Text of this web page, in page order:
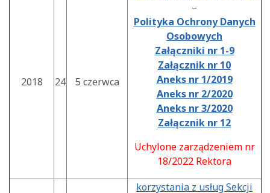
2018 24 5 czerwca
–
Polityka Ochrony Danych
Osobowych
Załączniki nr 1-9
Załącznik nr 10
Aneks nr 1/2019
Aneks nr 2/2020
Aneks nr 3/2020
Załącznik nr 12
Uchylone zarządzeniem nr
18/2022 Rektora
korzystania z usług Sekcji